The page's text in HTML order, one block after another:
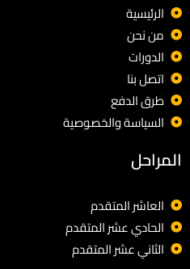
الرئيسية
من نحن
الدورات
اتصل بنا
طرق الدفع
السياسة والخصوصية
المراحل
العاشر المتقدم
الحادي عشر المتقدم
الثاني عشر المتقدم